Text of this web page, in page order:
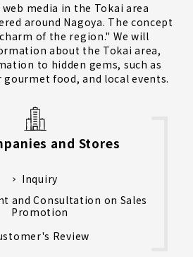
media in the Tokai area
around Nagoya. The concept
of the region." We will
about the Tokai area,
to hidden gems, such as
food, and local events.
and Stores
Inquiry
and Consultation on Sales
Promotion
Review